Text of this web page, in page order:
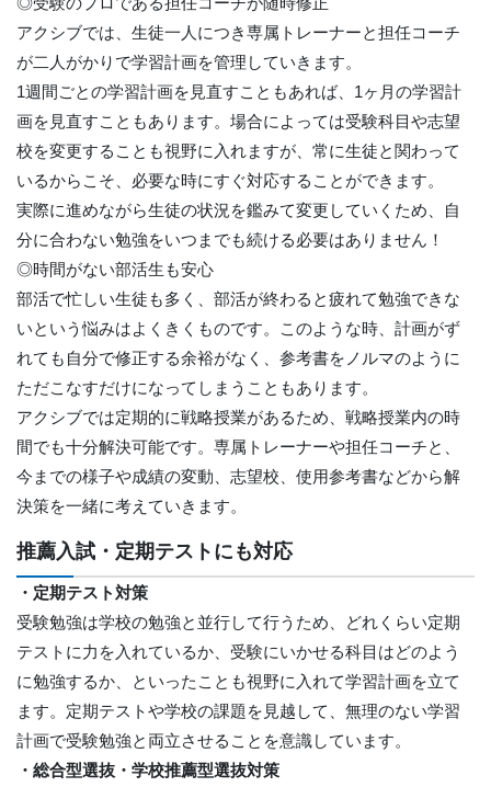
アクシブでは、生徒一人につき専属トレーナーと担任コーチ
が二人がかりで学習計画を管理していきます。
1週間ごとの学習計画を見直すこともあれば、1ヶ月の学習計
画を見直すこともあります。場合によっては受験科目や志望
校を変更することも視野に入れますが、常に生徒と関わって
いるからこそ、必要な時にすぐ対応することができます。
実際に進めながら生徒の状況を鑑みて変更していくため、自
分に合わない勉強をいつまでも続ける必要はありません！
◎時間がない部活生も安心
部活で忙しい生徒も多く、部活が終わると疲れて勉強できな
いという悩みはよくきくものです。このような時、計画がず
れても自分で修正する余裕がなく、参考書をノルマのように
ただこなすだけになってしまうこともあります。
アクシブでは定期的に戦略授業があるため、戦略授業内の時
間でも十分解決可能です。専属トレーナーや担任コーチと、
今までの様子や成績の変動、志望校、使用参考書などから解
決策を一緒に考えていきます。
推薦入試・定期テストにも対応
・定期テスト対策
受験勉強は学校の勉強と並行して行うため、どれくらい定期
テストに力を入れているか、受験にいかせる科目はどのよう
に勉強するか、といったことも視野に入れて学習計画を立て
ます。定期テストや学校の課題を見越して、無理のない学習
計画で受験勉強と両立させることを意識しています。
・総合型選抜・学校推薦型選抜対策